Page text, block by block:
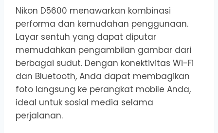
Nikon D5600 menawarkan kombinasi
performa dan kemudahan penggunaan.
Layar sentuh yang dapat diputar
memudahkan pengambilan gambar dari
berbagai sudut. Dengan konektivitas Wi-Fi
dan Bluetooth, Anda dapat membagikan
foto langsung ke perangkat mobile Anda,
ideal untuk sosial media selama
perjalanan.